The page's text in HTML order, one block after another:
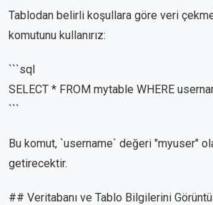
Tablodan belirli koşullara göre veri
komutunu kullanırız:
```sql
SELECT * FROM mytable WHERE
```
Bu komut, `username` değeri "myuser"
getirecektir.
## Veritabanı ve Tablo Bilgilerini